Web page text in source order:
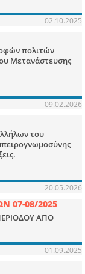
02.10.2025
πολιτών
Μετανάστευσης
09.02.2026
του
20.05.2026
07-08/2025
ΑΠΟ
01.09.2025